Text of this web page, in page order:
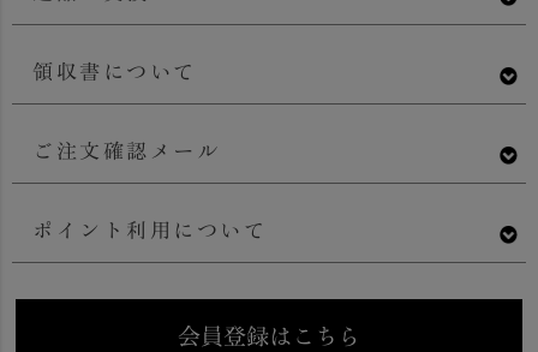
領収書について
ご注文確認メール
ポイント利用について
会員登録はこちら